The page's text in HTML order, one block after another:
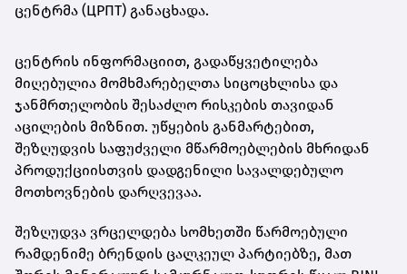
ცენტრმა (ЦРПТ) განაცხადა.
ცენტრის ინფორმაციით, გადაწყვეტილება
მიღებულია მომხმარებელთა სიცოცხლისა და
ჯანმრთელობის შესაძლო რისკების თავიდან
აცილების მიზნით. უწყების განმარტებით,
შეზღუდვის საფუძველი მწარმოებლების მხრიდან
პროდუქციისთვის დადგენილი სავალდებულო
მოთხოვნების დარღვევაა.
შეზღუდვა ვრცელდება სომხეთში წარმოებული
რამდენიმე ბრენდის ცალკეულ პარტიებზე, მათ